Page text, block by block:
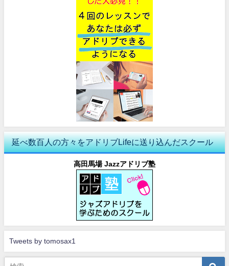
延べ数百人の方々をアドリブLifeに送り込んだスクール
高田馬場 Jazzアドリブ塾
Tweets by tomosax1